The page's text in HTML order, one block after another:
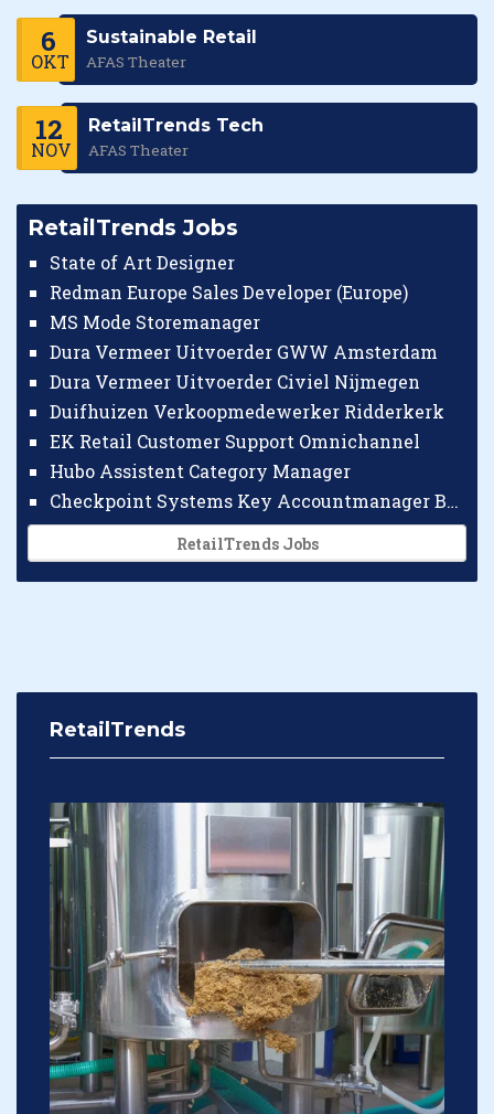
6
OKT
Sustainable Retail
AFAS Theater
12
NOV
RetailTrends Tech
AFAS Theater
RetailTrends Jobs
State of Art Designer
Redman Europe Sales Developer (Europe)
MS Mode Storemanager
Dura Vermeer Uitvoerder GWW Amsterdam
Dura Vermeer Uitvoerder Civiel Nijmegen
Duifhuizen Verkoopmedewerker Ridderkerk
EK Retail Customer Support Omnichannel
Hubo Assistent Category Manager
Checkpoint Systems Key Accountmanager Benelux
RetailTrends Jobs
RetailTrends